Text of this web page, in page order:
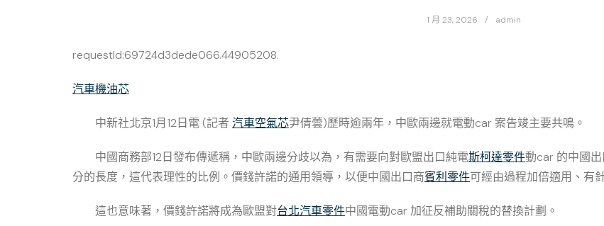
1 月 23, 2026 admin
requestId:69724d3dede066.44905208.
汽車機油芯
中新社北京1月12日電 (記者 汽車空氣芯尹倩蕓)歷時逾兩年，中歐兩邊就電動car 案告竣主要共鳴。
中國商務部12日發布傳遞稱，中歐兩邊分歧以為，有需要向對歐盟出口純電斯柯達零件動car 的中國
分的長度，這代表理性的比例。價錢許諾的通用領導，以便中國出口商賓利零件可經由過程加倍適用、有
這也意味著，價錢許諾將成為歐盟對台北汽車零件中國電動car 加征反補助關稅的替換計劃。